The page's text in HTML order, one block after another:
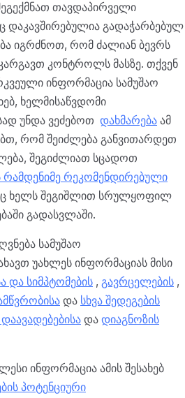
თავდაპირველი
გადაჭარბებულ
იგრძნოთ, რომ ძალიან ბევრს
კონტროლს მასზე. თქვენ
ინფორმაცია სამუშაო
ხელმისაწვდომი
უნდა ვეძებოთ დახმარება ამ
რომ შეიძლება განვითარდეთ
შეგიძლიათ სცადოთ
რამდენიმე რეკომენდირებული
ხელს შეგიშლით სრულყოფილ
გადასვლაში.
სამუშაო
უახლეს ინფორმაციას მისი
და სიმპტომების , გავრცელების ,
და სხვა შედეგების
და დიაგნოზის
ინფორმაცია ამის შესახებ
პოტენციური